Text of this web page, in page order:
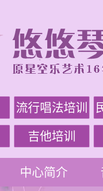
流行唱法培训
吉他培训
中心简介